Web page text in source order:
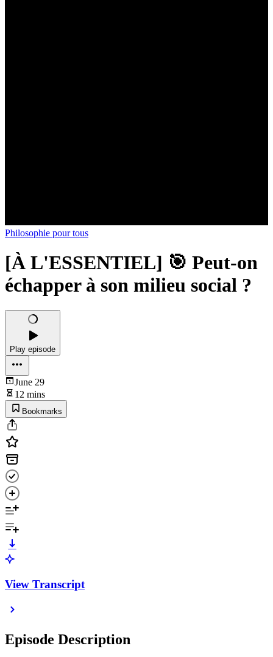
Philosophie pour tous
[À L'ESSENTIEL] 🎯 Peut-on
échapper à son milieu social ?
Play episode
June 29
12 mins
Bookmarks
View Transcript
Episode Description